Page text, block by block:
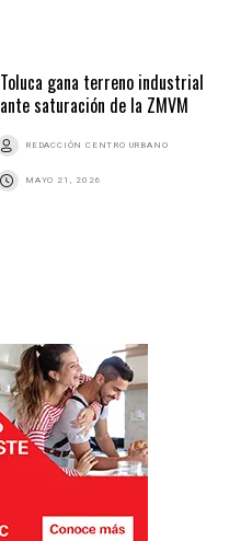
Toluca gana terreno industrial
ante saturación de la ZMVM
REDACCIÓN CENTRO URBANO
MAYO 21, 2026